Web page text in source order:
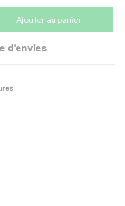
Ajouter au panier
d'envies